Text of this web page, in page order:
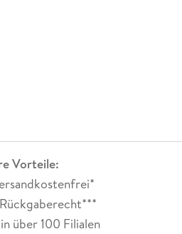
Vorteile:
über 100 Filialen